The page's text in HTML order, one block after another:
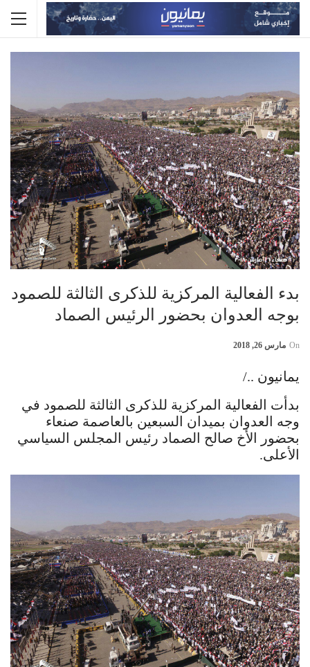
بدء الفعالية المركزية للذكرى الثالثة للصمود
بوجه العدوان بحضور الرئيس الصماد
On مارس 26, 2018
يمانيون ../
بدأت الفعالية المركزية للذكرى الثالثة للصمود في
وجه العدوان بميدان السبعين بالعاصمة صنعاء
بحضور الأخ صالح الصماد رئيس المجلس السياسي
الأعلى.